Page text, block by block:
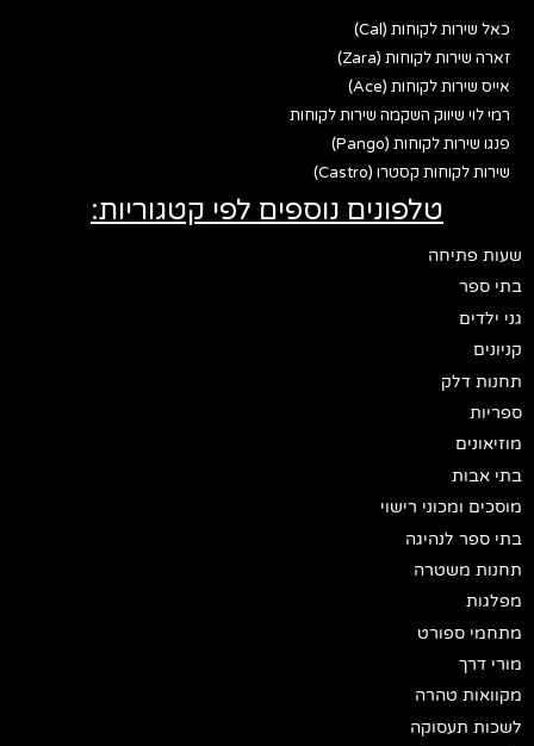
כאל שירות לקוחות (Cal)
זארה שירות לקוחות (Zara)
אייס שירות לקוחות (Ace)
רמי לוי שיווק השקמה שירות לקוחות
פנגו שירות לקוחות (Pango)
שירות לקוחות קסטרו (Castro)
טלפונים נוספים לפי קטגוריות:
שעות פתיחה
בתי ספר
גני ילדים
קניונים
תחנות דלק
ספריות
מוזיאונים
בתי אבות
מוסכים ומכוני רישוי
בתי ספר לנהיגה
תחנות משטרה
מפלגות
מתחמי ספורט
מורי דרך
מקוואות טהרה
לשכות תעסוקה